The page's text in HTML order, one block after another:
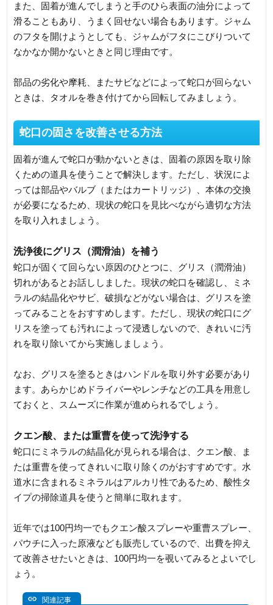
また、固着が進んでしまうと手のひら表面の油分によって
滑ることもあり、うまく回せない場合もあります。ジャム
のフタを開けようとしても、ジャムがフタにこびりついて
なかなか開かないときと同じ理由です。
部品の劣化や摩耗、またサビなどによって蛇口が回らない
ときは、タオルを巻き付けてから回転してみましょう。
蛇口の固さを改善させる方法
固着が進んで蛇口が動かないときは、固着の原因を取り除
くための道具を使うことで解決します。ただし、状況によ
っては部品やバルブ（またはカートリッジ）、本体の交換
が必要になるため、現状の蛇口を見比べながら適切な方法
を取り入れましょう。
洗浄後にグリス（潤滑油）を補う
蛇口が固くて回らない原因のひとつに、グリス（潤滑油）
切れがあるとお話ししました。現状の蛇口を確認し、ミネ
ラルの結晶化やサビ、破損などがない場合は、グリスを塗
ってみることをおすすめします。ただし、現状の蛇口にグ
リスを塗っても汚れによって浸透しないので、きれいに汚
れを取り除いてから実施しましょう。
なお、グリスを塗るときはハンドルを取り外す必要があり
ます。あらかじめドライバーやレンチなどの工具を用意し
ておくと、スムーズに作業が進められるでしょう。
クエン酸、または重曹を使って洗浄する
蛇口にミネラルの結晶化が見られる場合は、クエン酸、ま
たは重曹を使ってきれいに取り除くのがおすすめです。水
道水に含まれるミネラルはアルカリ性であるため、酸性タ
イプの掃除道具を使うと簡単に取れます。
近年では100円均一でもクエン酸スプレーや重曹スプレー、
パウチに入った原液なども販売しているので、出費を抑え
て改善させたいときは、100円均一を覗いてみるとよいでし
ょう。
関連記事